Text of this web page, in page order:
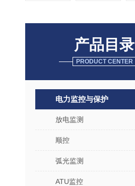
产品目录
PRODUCT CENTER
电力监控与保护
放电监测
顺控
弧光监测
ATU监控